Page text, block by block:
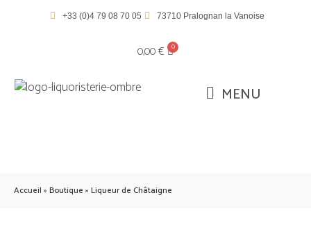
+33 (0)4 79 08 70 05 73710 Pralognan la Vanoise
0,00€
Accueil » Boutique » Liqueur de Châtaigne